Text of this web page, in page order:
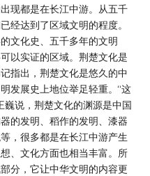
现都是在长江中游。从五千
经达到了区域文明的程度。
文化史、五千多年的文明
以实证的区域。荆楚文化是
指出，荆楚文化是悠久的中
发展史上地位举足轻重。“这
巍说，荆楚文化的渊源是中国
的发明、稻作的发明、漆器
，很多都是在长江中游产生
、文化方面也相当丰富。所
分，它让中华文明的内容更